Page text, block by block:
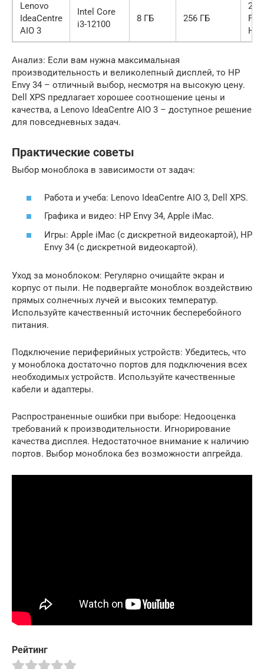
Lenovo
IdeaCentre
AIO 3
Intel Core
i3-12100
8 ГБ 256 ГБ
Full
HD
Анализ: Если вам нужна максимальная
производительность и великолепный дисплей, то HP
Envy 34 – отличный выбор, несмотря на высокую цену.
Dell XPS предлагает хорошее соотношение цены и
качества, а Lenovo IdeaCentre AIO 3 – доступное решение
для повседневных задач.
Практические советы
Выбор моноблока в зависимости от задач:
Работа и учеба: Lenovo IdeaCentre AIO 3, Dell XPS.
Графика и видео: HP Envy 34, Apple iMac.
Игры: Apple iMac (с дискретной видеокартой), HP
Envy 34 (с дискретной видеокартой).
Уход за моноблоком: Регулярно очищайте экран и
корпус от пыли. Не подвергайте моноблок воздействию
прямых солнечных лучей и высоких температур.
Используйте качественный источник бесперебойного
питания.
Подключение периферийных устройств: Убедитесь, что
у моноблока достаточно портов для подключения всех
необходимых устройств. Используйте качественные
кабели и адаптеры.
Распространенные ошибки при выборе: Недооценка
требований к производительности. Игнорирование
качества дисплея. Недостаточное внимание к наличию
портов. Выбор моноблока без возможности апгрейда.
Рейтинг